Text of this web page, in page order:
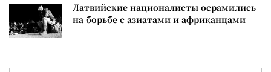
Латвийские националисты осрамились
на борьбе с азиатами и африканцами